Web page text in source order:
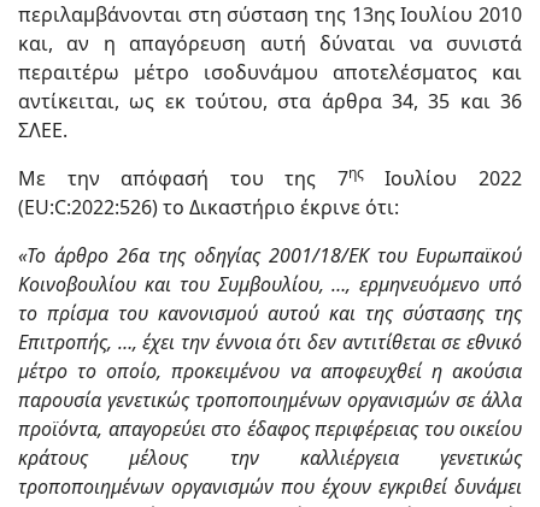
περιλαμβάνονται στη σύσταση της 13ης Ιουλίου 2010
και, αν η απαγόρευση αυτή δύναται να συνιστά
περαιτέρω μέτρο ισοδυνάμου αποτελέσματος και
αντίκειται, ως εκ τούτου, στα άρθρα 34, 35 και 36
ΣΛΕΕ.
Με την απόφασή του της 7ηςΙουλίου 2022
(EU:C:2022:526) το Δικαστήριο έκρινε ότι:
«Το άρθρο 26α της οδηγίας 2001/18/ΕΚ του Ευρωπαϊκού
Κοινοβουλίου και του Συμβουλίου, …, ερμηνευόμενο υπό
το πρίσμα του κανονισμού αυτού και της σύστασης της
Επιτροπής, …, έχει την έννοια ότι δεν αντιτίθεται σε εθνικό
μέτρο το οποίο, προκειμένου να αποφευχθεί η ακούσια
παρουσία γενετικώς τροποποιημένων οργανισμών σε άλλα
προϊόντα, απαγορεύει στο έδαφος περιφέρειας του οικείου
κράτους μέλους την καλλιέργεια γενετικώς
τροποποιημένων οργανισμών που έχουν εγκριθεί δυνάμει